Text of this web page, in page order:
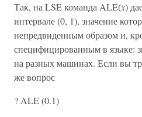
Так, на LSE команда ALE(x)
интервале (0, 1), значение
непредвиденным образом и,
специфицированным в языке:
на разных машинах. Если вы
же вопрос
? ALE (0.1)